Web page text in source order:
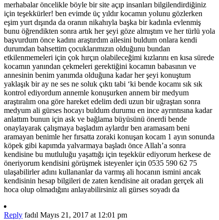
merhabalar öncelikle böyle bir site açıp insanları bilgilendirdiğiniz
için teşekkürler! ben evimde üç yıldır kocamın yolunu gözlerken
eşim yurt dışında da oranın nikahıyla başka bir kadınla evlenmiş
bunu öğrendikten sonra artık her şeyi göze almıştım ve her türlü yola
başvurdum önce kadını araştırdım ailesini buldum onlara kendi
durumdan bahsettim çocuklarımızın olduğunu bundan
etkilenmemeleri için çok hırçın olabileceğimi kızlarını en kısa sürede
kocamın yanından çekmeleri gerektiğini kocamın babasının ve
annesinin benim yanımda olduğuna kadar her şeyi konuştum
yaklaşık bir ay ne ses ne soluk çıktı tabi ‘ki bende kocamı sık sık
kontrol ediyordum annemle konuşurken annem bir medyum
araştıralım ona göre hareket edelim dedi uzun bir uğraştan sonra
medyum ali gürses hocayı buldum durumu en ince ayrıntısına kadar
anlattım bunun için ask ve bağlama büyüsünü önerdi bende
onaylayarak çalışmaya başladım aylardır ben aramasam beni
aramayan benimle her fırsatta zoraki konuşan kocam 1 ayın sonunda
köpek gibi kapımda yalvarmaya başladı önce Allah’a sonra
kendisine bu mutluluğu yaşattığı için teşekkür ediyorum herkese de
öneriyorum kendisini görüşmek isteyenler için 0535 590 62 75
ulaşabilirler adını kullananlar da varmış ali hocanın ismini ancak
kendisinin hesap bilgileri de zaten kendisine ait oradan gerçek ali
hoca olup olmadığını anlayabilirsiniz ali gürses soyadı da
Reply fadıl Mayıs 21, 2017 at 12:01 pm